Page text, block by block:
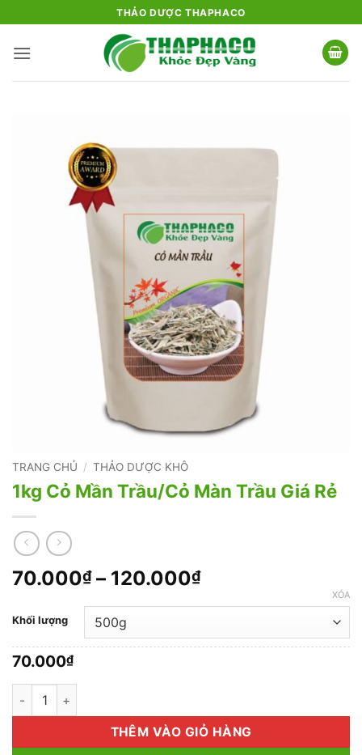
qua
nội
THẢO DƯỢC THAPHACO
TRANG CHỦ / THẢO DƯỢC KHÔ
1kg Cỏ Mần Trầu/Cỏ Màn Trầu Giá Rẻ
70.000₫ – 120.000₫Khoảng
70.000₫
đến
Khối lượng
XÓA
70.000₫
1kg Cỏ Mần Trầu/Cỏ Màn Trầu Giá Rẻ số lượng
THÊM VÀO GIỎ HÀNG